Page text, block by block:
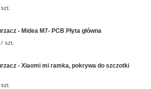
szt.
- Midea M7- PCB Płyta główna
/ szt.
- Xiaomi mi ramka, pokrywa do szczotki
szt.